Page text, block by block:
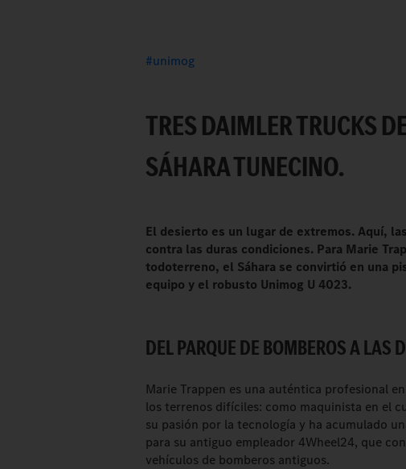
unimog
TRES DAIMLER TRUCKS
SÁHARA TUNECINO.
El desierto es un lugar de extremos. Aquí,
contra las duras condiciones. Para Marie
todoterreno, el Sáhara se convirtió en una
equipo y el robusto Unimog U 4023.
DEL PARQUE DE BOMBEROS A LAS
Marie Trappen es una auténtica profesional
los terrenos difíciles: como maquinista en el
su pasión por la tecnología y ha acumulado
para su antiguo empleador 4Wheel24, que
vehículos de bomberos antiguos.